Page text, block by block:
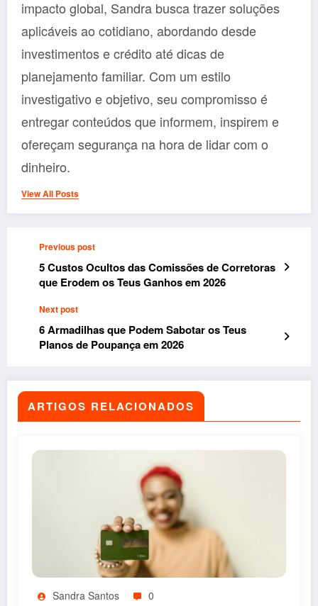
impacto global, Sandra busca trazer soluções
aplicáveis ao cotidiano, abordando desde
investimentos e crédito até dicas de
planejamento familiar. Com um estilo
investigativo e objetivo, seu compromisso é
entregar conteúdos que informem, inspirem e
ofereçam segurança na hora de lidar com o
dinheiro.
View All Posts
Previous post
5 Custos Ocultos das Comissões de Corretoras
que Erodem os Teus Ganhos em 2026
Next post
6 Armadilhas que Podem Sabotar os Teus
Planos de Poupança em 2026
ARTIGOS RELACIONADOS
Sandra Santos 0